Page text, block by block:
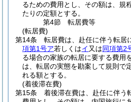
るための費用とし、その額は、規
たりの定額とする。
第4節
転居費等
(転居費)
第14条
転居費は、赴任に伴う転居
項第1号ア若しくはイ 又は同項第2
る場合の家族の転居に要する費用
は、転居の実態を勘案して規則で
れる額とする。
(着後滞在費)
第15条
着後滞在費は、赴任に伴う